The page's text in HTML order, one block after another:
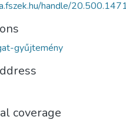
handle/
gyűjtemény
coverage